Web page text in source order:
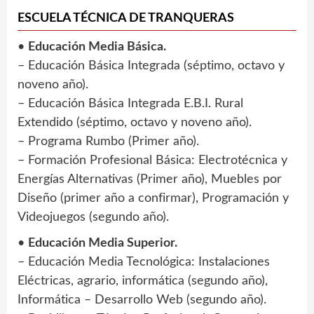
ESCUELA TÉCNICA DE TRANQUERAS
• Educación Media Básica.
– Educación Básica Integrada (séptimo, octavo y
noveno año).
– Educación Básica Integrada E.B.I. Rural
Extendido (séptimo, octavo y noveno año).
– Programa Rumbo (Primer año).
– Formación Profesional Básica: Electrotécnica y
Energías Alternativas (Primer año), Muebles por
Diseño (primer año a confirmar), Programación y
Videojuegos (segundo año).
• Educación Media Superior.
– Educación Media Tecnológica: Instalaciones
Eléctricas, agrario, informática (segundo año),
Informática – Desarrollo Web (segundo año).